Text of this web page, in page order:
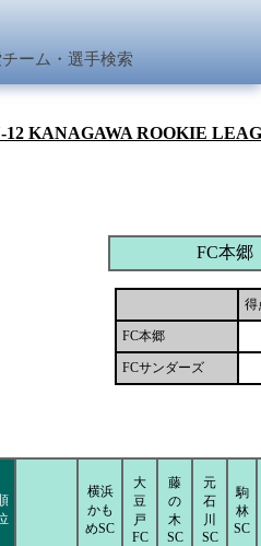
チーム・選手検索
12 KANAGAWA ROOKIE
FC本郷
得
FC本郷
FCサンダーズ
横浜
かも
めSC
大
豆
戸
FC
藤
の
木
SC
元
石
川
SC
駒
林
SC